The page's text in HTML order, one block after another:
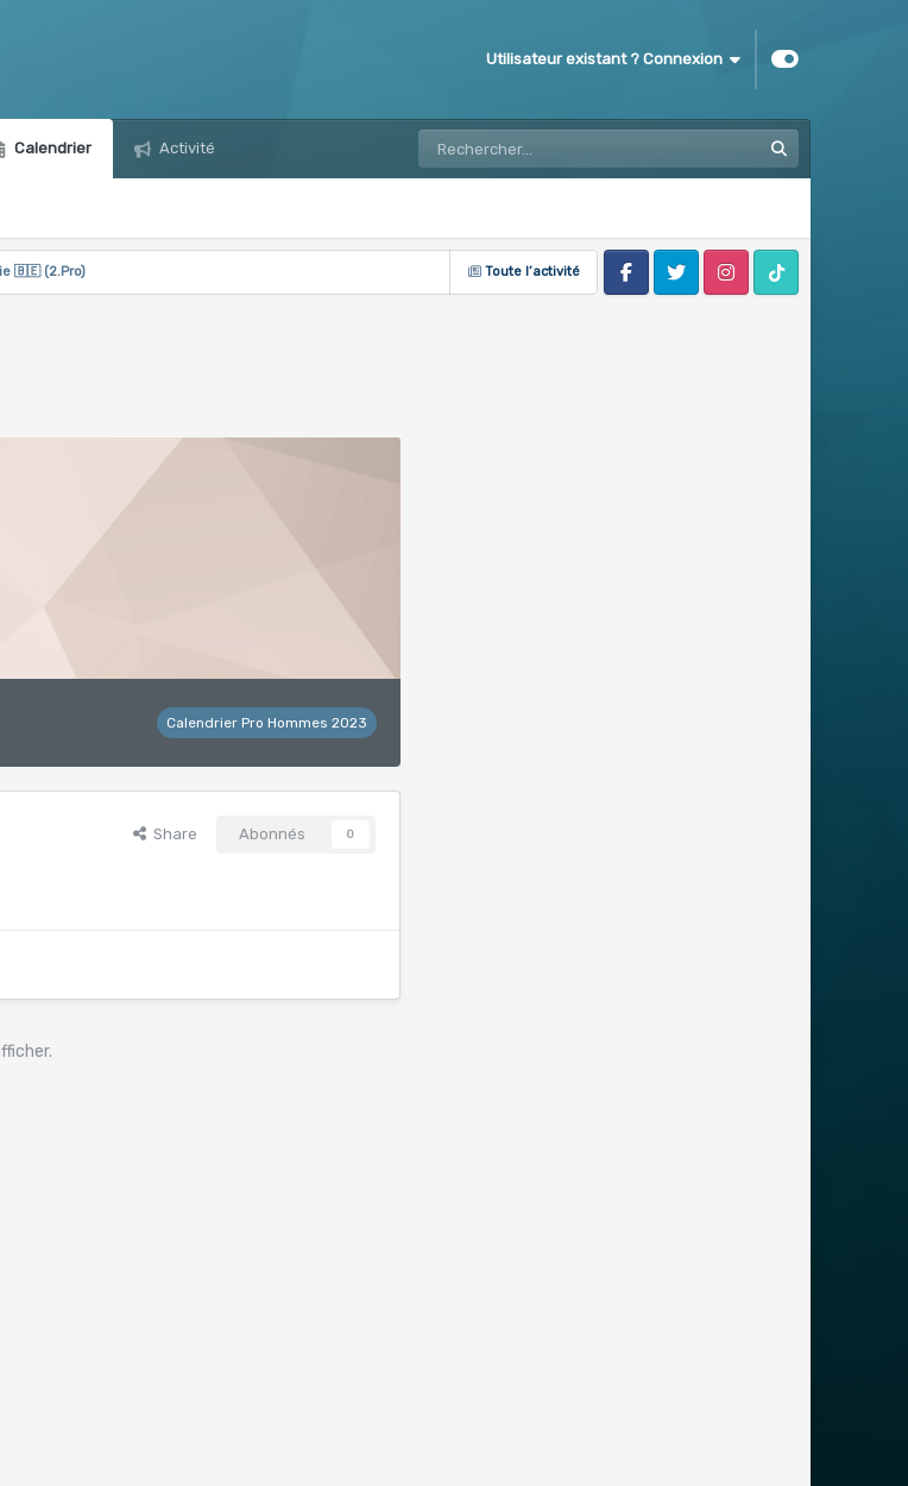
Utilisateur existant ? Connexion
Calendrier Activité
Toute l’activité
🇧🇪 (2.Pro)
FacebookTwitter InstagramTik Tok
Calendrier Pro Hommes 2023
Share Abonnés 0